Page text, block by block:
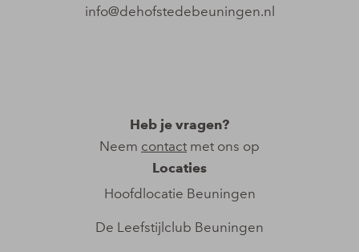
info@dehofstedebeuningen.nl
Heb je vragen?
Neem contact met ons op
Locaties
Hoofdlocatie Beuningen​
De Leefstijlclub Beuningen